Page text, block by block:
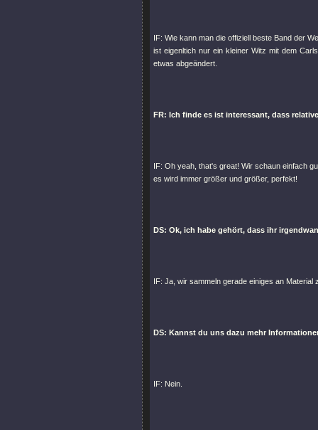
IF: Wie kann man die offiziell beste Band der
ist eigenltich nur ein kleiner Witz mit dem
etwas abgeändert.
FR: Ich finde es ist interessant, dass
IF: Oh yeah, that's great! Wir schaun einfach
es wird immer größer und größer, perfekt!
DS: Ok, ich habe gehört, dass ihr
IF: Ja, wir sammeln gerade einiges an Material
DS: Kannst du uns dazu mehr
IF: Nein.